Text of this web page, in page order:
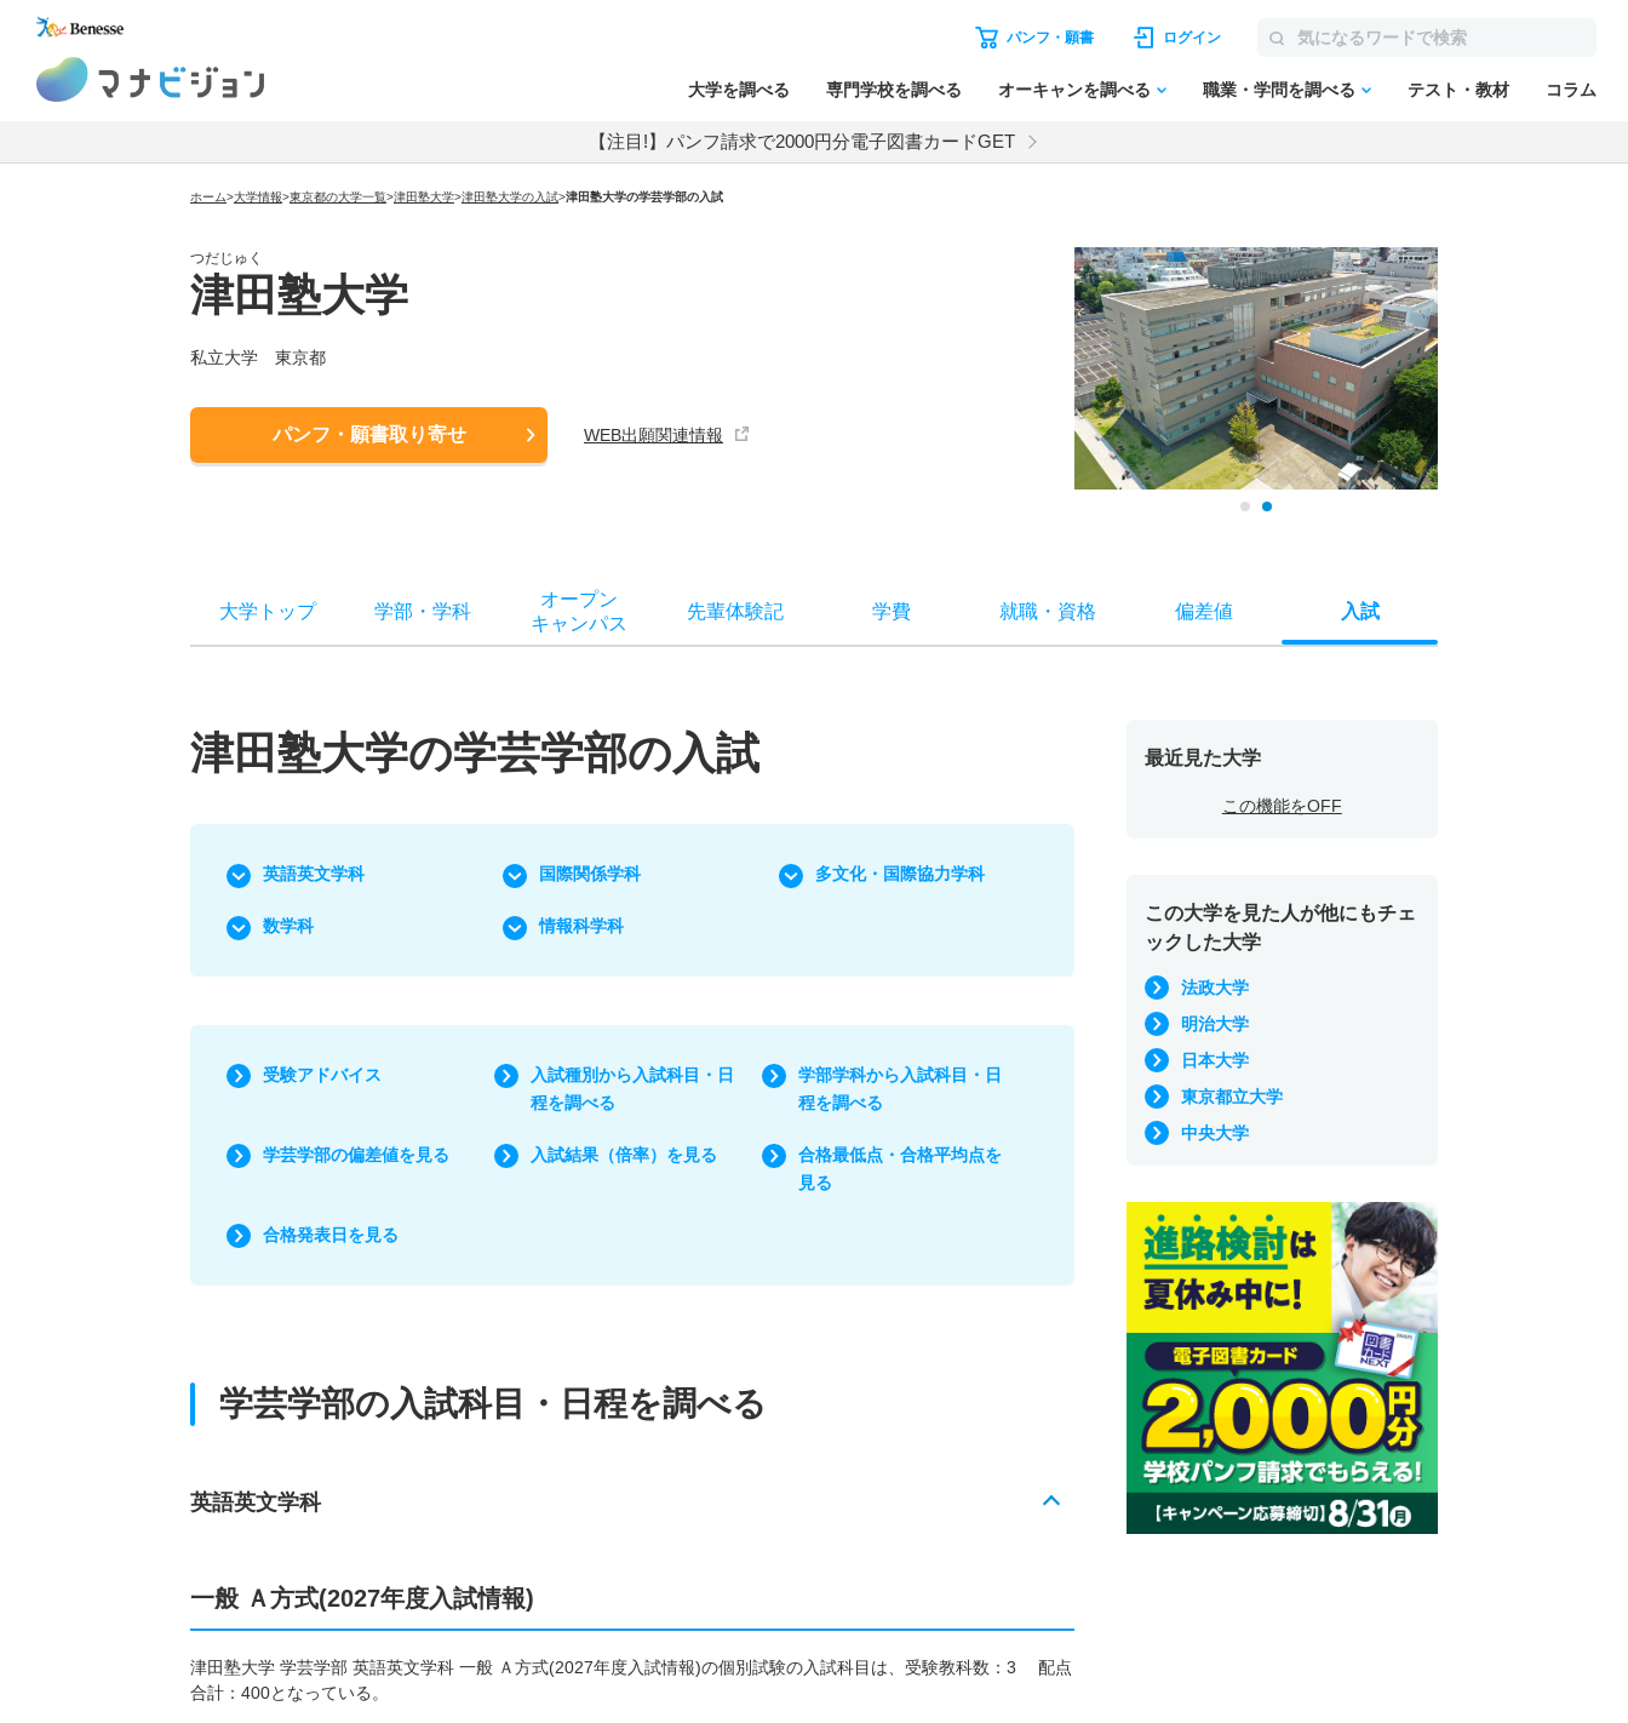
パンフ・願書 ログイン
大学を調べる 専門学校を調べる オーキャンを調べる 職業・学問を調べる テスト・教材 コラム
【注目!】パンフ請求で2000円分電子図書カードGET
ホーム>大学情報>東京都の大学一覧>津田塾大学>津田塾大学の入試>津田塾大学の学芸学部の入試
つだじゅく
津田塾大学
私立大学 東京都
パンフ・願書取り寄せ WEB出願関連情報
大学トップ 学部 ・ 学科
オープン
キャンパス
先輩体験記 学費 就職・ 資格 偏差値 入試
津田塾大学の学芸学部の入試
英語英文学科 国際関係学科 多文化・国際協力学科
数学科 情報科学科
受験アドバイス
入試種別から入試科目・日
程を調べる
学部学科から入試科目・日
程を調べる
学芸学部の偏差値を見る 入試結果（倍率）を見る
合格最低点・合格平均点を
見る
合格発表日を見る
学芸学部の入試科目・日程を調べる
英語英文学科
一般 Ａ方式(2027年度入試情報)
津田塾大学 学芸学部 英語英文学科 一般 Ａ方式(2027年度入試情報)の個別試験の入試科目は、受験教科数：3 配点
合計：400となっている。
最近見た大学
この機能をOFF
この大学を見た人が他にもチェ
ックした大学
法政大学
明治大学
日本大学
東京都立大学
中央大学